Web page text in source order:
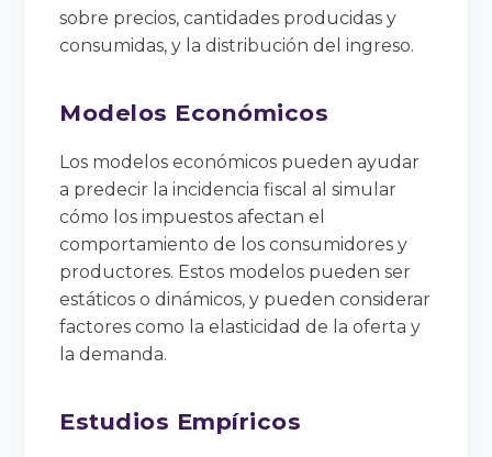
sobre precios, cantidades producidas y
consumidas, y la distribución del ingreso.
Modelos Económicos
Los modelos económicos pueden ayudar
a predecir la incidencia fiscal al simular
cómo los impuestos afectan el
comportamiento de los consumidores y
productores. Estos modelos pueden ser
estáticos o dinámicos, y pueden considerar
factores como la elasticidad de la oferta y
la demanda.
Estudios Empíricos